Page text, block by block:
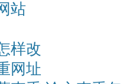
站
样改
网址